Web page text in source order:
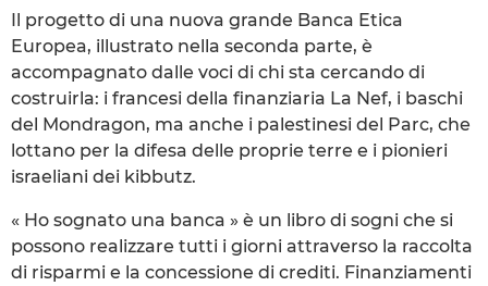
Il progetto di una nuova grande Banca Etica
Europea, illustrato nella seconda parte, è
accompagnato dalle voci di chi sta cercando di
costruirla: i francesi della finanziaria La Nef, i baschi
del Mondragon, ma anche i palestinesi del Parc, che
lottano per la difesa delle proprie terre e i pionieri
israeliani dei kibbutz.
« Ho sognato una banca » è un libro di sogni che si
possono realizzare tutti i giorni attraverso la raccolta
di risparmi e la concessione di crediti. Finanziamenti